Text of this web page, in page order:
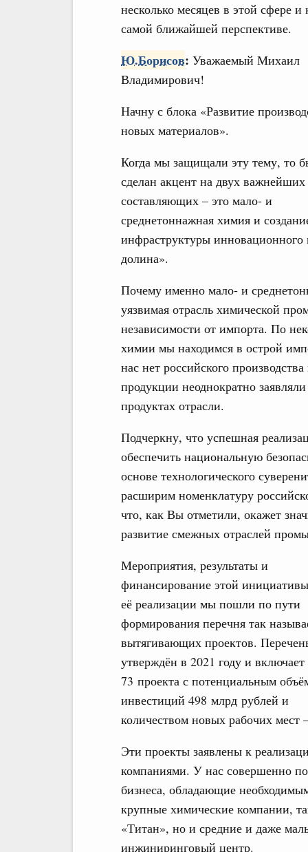
несколько месяцев в этой сфере
самой ближайшей перспективе.
Ю.Борисов: Уважаемый Михаил
Владимирович!
Начну с блока «Развитие
новых материалов».
Когда мы защищали эту тему, то
сделан акцент на двух важнейших
составляющих – это мало- и
среднетоннажная химия и
инфраструктуры инновационного
долина».
Почему именно мало- и
уязвимая отрасль химической
независимости от импорта. По
химии мы находимся в острой
нас нет российского
продукции неоднократно
продуктах отрасли.
Подчеркну, что успешная
обеспечить национальную
основе технологического
расширим номенклатуру
что, как Вы отметили, окажет
развитие смежных отраслей
Мероприятия, результаты и
финансирование этой
её реализации мы пошли по пути
формирования перечня так
вытягивающих проектов.
утверждён в 2021 году и включает
73 проекта с потенциальным
инвестиций 498 млрд рублей и
количеством новых рабочих мест
Эти проекты заявлены к
компаниями. У нас совершенно
бизнеса, обладающие
крупные химические компании,
«Титан», но и средние и даже
инжиниринговый центр.